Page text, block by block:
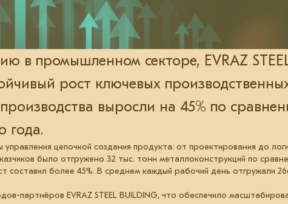
в промышленном секторе, EVRAZ
рост ключевых
выросли на 45% по
года.
цепочкой создания продукта: от проектирования до
было отгружено 32 тыс. тонн металлоконструкций по
составил более 45%. В среднем каждый рабочий день отгружали
партнёров EVRAZ STEEL BUILDING, что обеспечило